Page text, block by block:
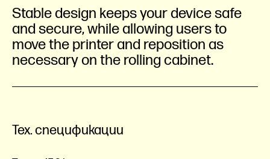
Stable design keeps your device safe
and secure, while allowing users to
move the printer and reposition as
necessary on the rolling cabinet.
Тех. спецификации